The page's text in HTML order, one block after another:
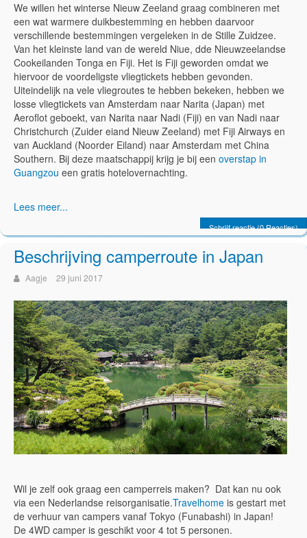
We willen het winterse Nieuw Zeeland graag combineren met
een wat warmere duikbestemming en hebben daarvoor
verschillende bestemmingen vergeleken in de Stille Zuidzee.
Van het kleinste land van de wereld Niue, dde Nieuwzeelandse
Cookeilanden Tonga en Fiji. Het is Fiji geworden omdat we
hiervoor de voordeligste vliegtickets hebben gevonden.
Uiteindelijk na vele vliegroutes te hebben bekeken, hebben we
losse vliegtickets van Amsterdam naar Narita (Japan) met
Aeroflot geboekt, van Narita naar Nadi (Fiji) en van Nadi naar
Christchurch (Zuider eiand Nieuw Zeeland) met Fiji Airways en
van Auckland (Noorder Eiland) naar Amsterdam met China
Southern. Bij deze maatschappij krijg je bij een overstap in
Guangzou een gratis hotelovernachting.
Lees meer...
Schrijf reactie (0 Reacties)
Beschrijving camperroute in Japan
Aagje 29 juni 2017
Wil je zelf ook graag een camperreis maken? Dat kan nu ook
via een Nederlandse reisorganisatie.Travelhome is gestart met
de verhuur van campers vanaf Tokyo (Funabashi) in Japan!
De 4WD camper is geschikt voor 4 tot 5 personen.